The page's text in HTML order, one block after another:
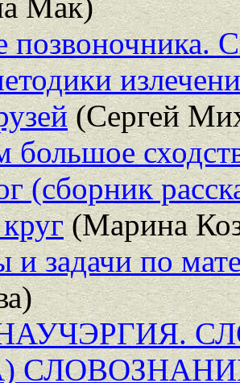
позвоночника.
(Сергей
(сборник
(Марина
задачи по